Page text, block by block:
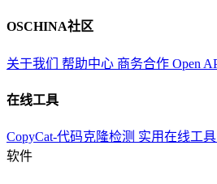
OSCHINA社区
关于我们 帮助中心 商务合作 Open
在线工具
CopyCat-代码克隆检测 实用在线工具
软件